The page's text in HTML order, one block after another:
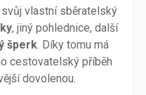
vlastní sběratelský
, jiný pohlednice, další
šperk . Díky tomu má
cestovatelský příběh
dovolenou.